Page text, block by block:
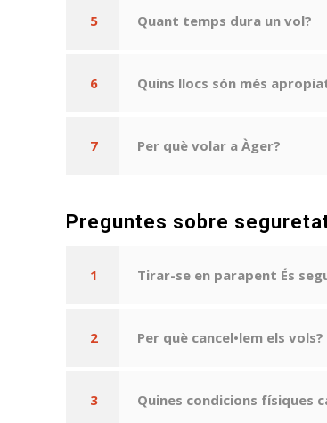
5 Quant temps dura un vol?
6 Quins llocs són més
7 Per què volar a Àger?
Preguntes sobre
1 Tirar-se en parapent És
2 Per què cancel•lem els vols?
3 Quines condicions físiques